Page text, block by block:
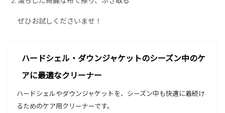
ぜひお試しくださいませ！
ハードシェル・ダウンジャケットのシーズン中のケ
アに最適なクリーナー
ハードシェルやダウンジャケットを、シーズン中も快適に着続け
るためのケア用クリーナーです。